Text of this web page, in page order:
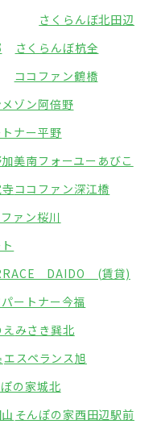
さくらんぼ北田辺
さくらんぼ杭全
ココファン鶴橋
ゾン阿倍野
ナー平野
美南フォーユーあびこ
ココファン深江橋
ァン桜川
DAIDO (賃貸)
ートナー今福
みさき巽北
エスペランス旭
の家城北
そんぽの家西田辺駅前